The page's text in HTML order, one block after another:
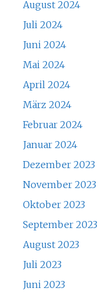
August 2024
Juli 2024
Juni 2024
Mai 2024
April 2024
März 2024
Februar 2024
Januar 2024
Dezember 2023
November 2023
Oktober 2023
September 2023
August 2023
Juli 2023
Juni 2023